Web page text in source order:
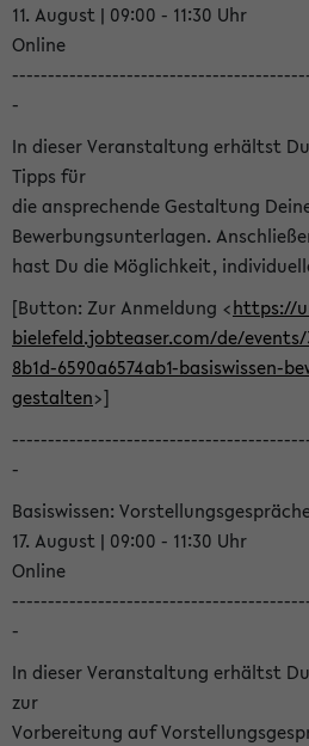
11. August | 09:00 - 11:30 Uhr
Online
-
In dieser Veranstaltung erhältst
Tipps für
die ansprechende Gestaltung
Bewerbungsunterlagen.
hast Du die Möglichkeit,
[Button: Zur Anmeldung <https://
bielefeld.jobteaser.com/de/
8b1d-6590a6574ab1-basiswissen-
gestalten>]
-
Basiswissen:
17. August | 09:00 - 11:30 Uhr
Online
-
In dieser Veranstaltung erhältst
zur
Vorbereitung auf